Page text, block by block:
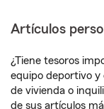
Artículos
¿Tiene tesoros
equipo deportivo y
de vivienda o
de sus artículos